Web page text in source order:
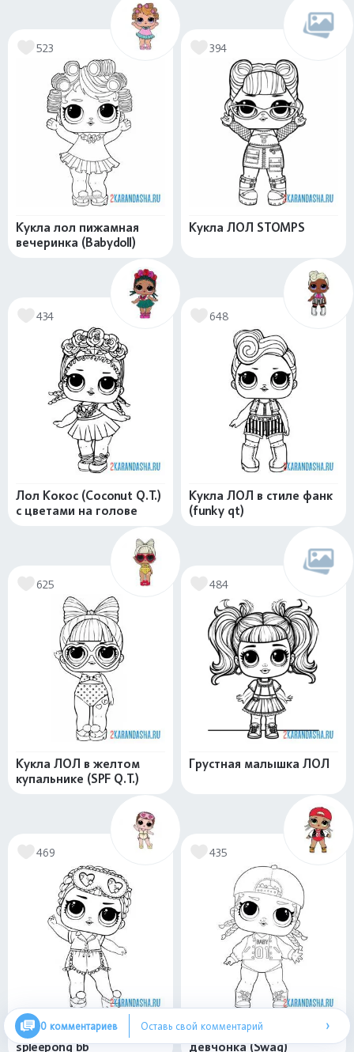
523
Кукла лол пижамная
вечеринка (Babydoll)
394
Кукла ЛОЛ STOMPS
434
Лол Кокос (Coconut Q.T.)
с цветами на голове
648
Кукла ЛОЛ в стиле фанк
(funky qt)
625
Кукла ЛОЛ в желтом
купальнике (SPF Q.T.)
484
Грустная малышка ЛОЛ
469
Лол конфетти клуб сна
spleepong bb
435
Кукла ЛОЛ крутая
девчонка (Swag)
0 комментариев Оставь свой комментарий ›